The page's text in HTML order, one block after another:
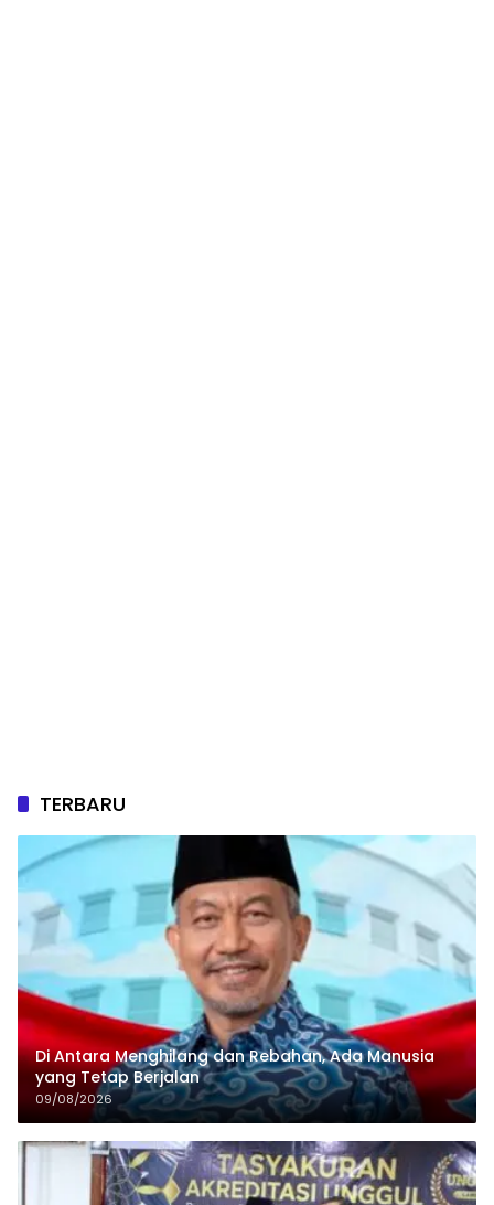
TERBARU
Di Antara Menghilang dan Rebahan, Ada Manusia
yang Tetap Berjalan
09/08/2026